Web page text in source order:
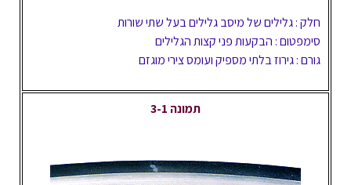
חלק : גלילים של מיסב גלילים בעל שתי שורות
סימפטום : הבקעות פני קצות הגלילים
גורם : גירוז בלתי מספיק ועומס צירי מוגזם
תמונה 3-1